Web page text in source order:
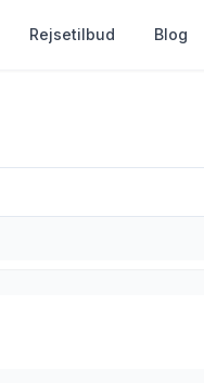
Rejsetilbud Blog